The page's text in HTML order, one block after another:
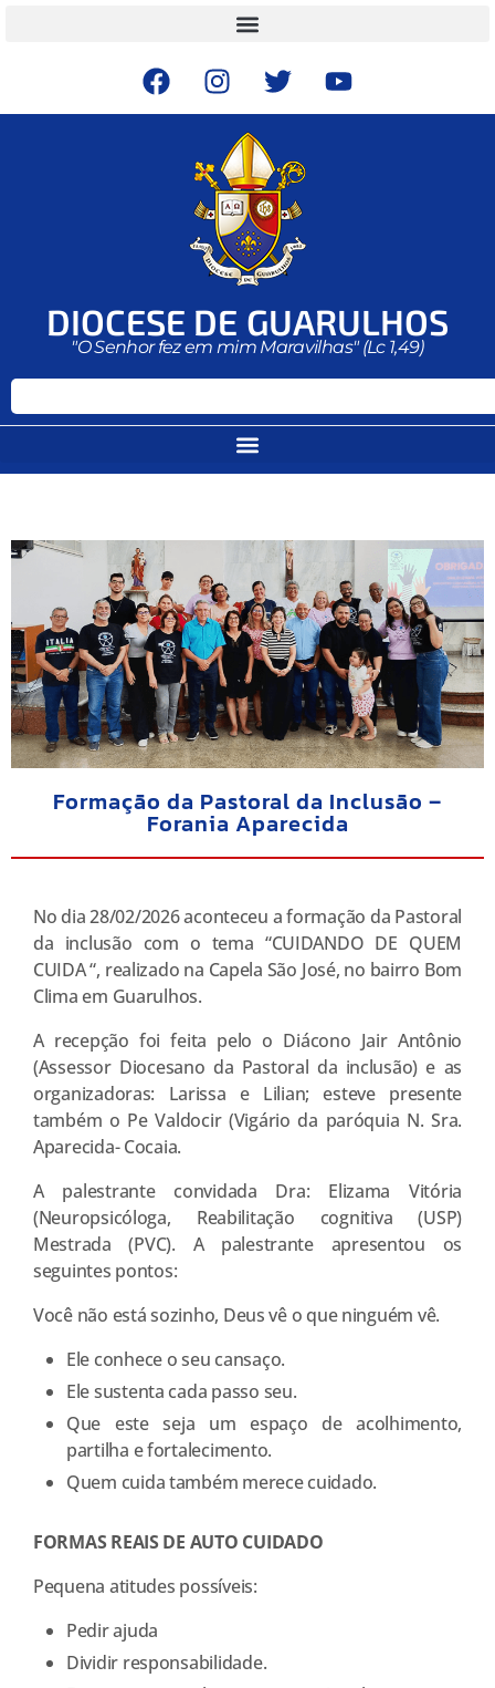
DIOCESE DE GUARULHOS
"O Senhor fez em mim Maravilhas" (Lc 1,49)
Formação da Pastoral da Inclusão –
Forania Aparecida
No dia 28/02/2026 aconteceu a formação da Pastoral
da inclusão com o tema “CUIDANDO DE QUEM
CUIDA “, realizado na Capela São José, no bairro Bom
Clima em Guarulhos.
A recepção foi feita pelo o Diácono Jair Antônio
(Assessor Diocesano da Pastoral da inclusão) e as
organizadoras: Larissa e Lilian; esteve presente
também o Pe Valdocir (Vigário da paróquia N. Sra.
Aparecida- Cocaia.
A palestrante convidada Dra: Elizama Vitória
(Neuropsicóloga, Reabilitação cognitiva (USP)
Mestrada (PVC). A palestrante apresentou os
seguintes pontos:
Você não está sozinho, Deus vê o que ninguém vê.
Ele conhece o seu cansaço.
Ele sustenta cada passo seu.
Que este seja um espaço de acolhimento,
partilha e fortalecimento.
Quem cuida também merece cuidado.
FORMAS REAIS DE AUTO CUIDADO
Pequena atitudes possíveis:
Pedir ajuda
Dividir responsabilidade.